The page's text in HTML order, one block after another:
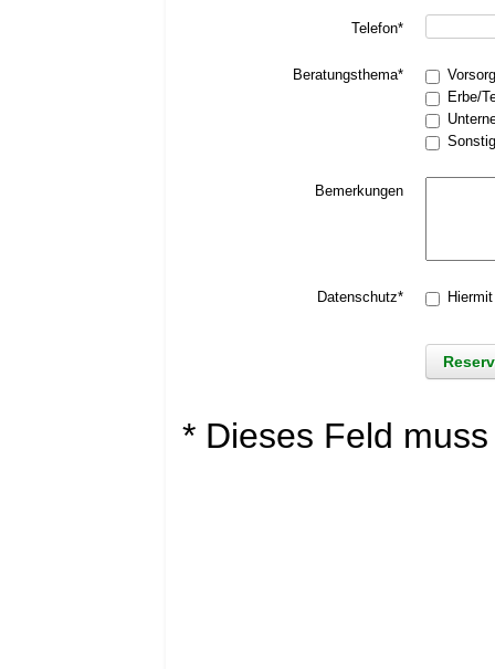
Telefon*
Beratungsthema*
Erbe/
Bemerkungen
Datenschutz*
* Dieses Feld